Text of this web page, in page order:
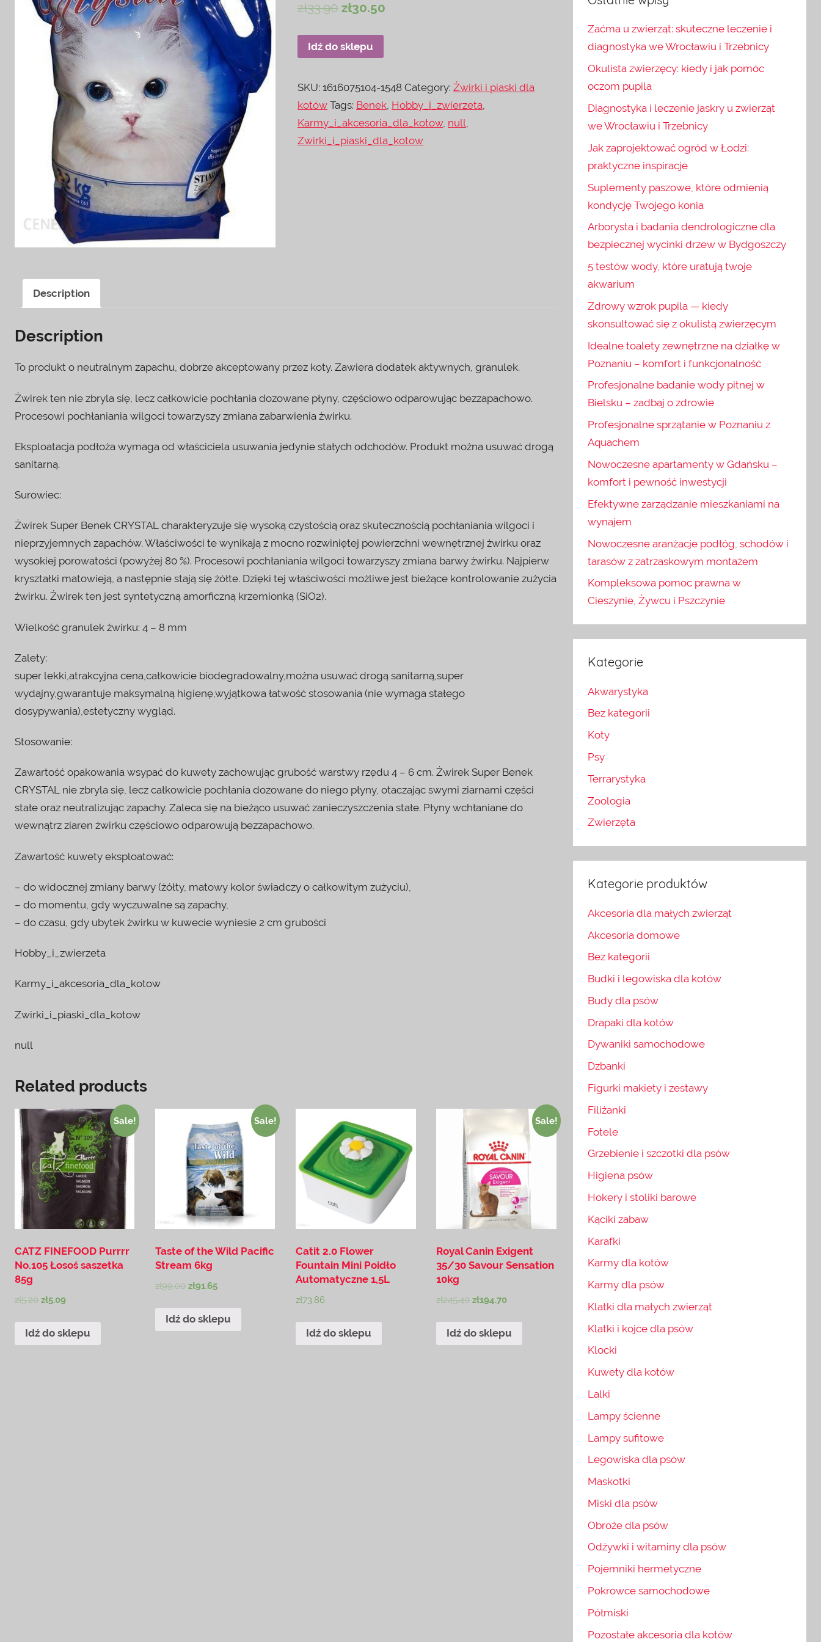
zł33.90 zł30.50
Idź do sklepu
SKU:1616075104-1548 Category:Żwirki i piaski dla
kotów Tags: Benek, Hobby_i_zwierzeta,
Karmy_i_akcesoria_dla_kotow, null,
Zwirki_i_piaski_dla_kotow
Description
Description
To produkt o neutralnym zapachu, dobrze akceptowany przez koty. Zawiera dodatek aktywnych, granulek.
Żwirek ten nie zbryla się, lecz całkowicie pochłania dozowane płyny, częściowo odparowując bezzapachowo.
Procesowi pochłaniania wilgoci towarzyszy zmiana zabarwienia żwirku.
Eksploatacja podłoża wymaga od właściciela usuwania jedynie stałych odchodów. Produkt można usuwać drogą
sanitarną.
Surowiec:
Żwirek Super Benek CRYSTAL charakteryzuje się wysoką czystością oraz skutecznością pochłaniania wilgoci i
nieprzyjemnych zapachów. Właściwości te wynikają z mocno rozwiniętej powierzchni wewnętrznej żwirku oraz
wysokiej porowatości (powyżej 80 %). Procesowi pochłaniania wilgoci towarzyszy zmiana barwy żwirku. Najpierw
kryształki matowieją, a następnie stają się żółte. Dzięki tej właściwości możliwe jest bieżące kontrolowanie zużycia
żwirku. Żwirek ten jest syntetyczną amorficzną krzemionką (SiO2).
Wielkość granulek żwirku: 4 – 8 mm
Zalety:
super lekki,atrakcyjna cena,całkowicie biodegradowalny,można usuwać drogą sanitarną,super
wydajny,gwarantuje maksymalną higienę,wyjątkowa łatwość stosowania (nie wymaga stałego
dosypywania),estetyczny wygląd.
Stosowanie:
Zawartość opakowania wsypać do kuwety zachowując grubość warstwy rzędu 4 – 6 cm. Żwirek Super Benek
CRYSTAL nie zbryla się, lecz całkowicie pochłania dozowane do niego płyny, otaczając swymi ziarnami części
stałe oraz neutralizując zapachy. Zaleca się na bieżąco usuwać zanieczyszczenia stałe. Płyny wchłaniane do
wewnątrz ziaren żwirku częściowo odparowują bezzapachowo.
Zawartość kuwety eksploatować:
– do widocznej zmiany barwy (żółty, matowy kolor świadczy o całkowitym zużyciu),
– do momentu, gdy wyczuwalne są zapachy,
– do czasu, gdy ubytek żwirku w kuwecie wyniesie 2 cm grubości
Hobby_i_zwierzeta
Karmy_i_akcesoria_dla_kotow
Zwirki_i_piaski_dla_kotow
null
Related products
Sale!
CATZ FINEFOOD Purrrr
No.105 Łosoś saszetka
85g
zł5.20 zł5.09
Idź do sklepu
Sale!
Taste of the Wild Pacific
Stream 6kg
zł99.00 zł91.65
Idź do sklepu
Catit 2.0 Flower
Fountain Mini Poidło
Automatyczne 1,5L
zł73.86
Idź do sklepu
Sale!
Royal Canin Exigent
35/30 Savour Sensation
10kg
zł245.40 zł194.70
Idź do sklepu
Zaćma u zwierząt: skuteczne leczenie i
diagnostyka we Wrocławiu i Trzebnicy
Okulista zwierzęcy: kiedy i jak pomóc
oczom pupila
Diagnostyka i leczenie jaskry u zwierząt
we Wrocławiu i Trzebnicy
Jak zaprojektować ogród w Łodzi:
praktyczne inspiracje
Suplementy paszowe, które odmienią
kondycję Twojego konia
Arborysta i badania dendrologiczne dla
bezpiecznej wycinki drzew w Bydgoszczy
5 testów wody, które uratują twoje
akwarium
Zdrowy wzrok pupila — kiedy
skonsultować się z okulistą zwierzęcym
Idealne toalety zewnętrzne na działkę w
Poznaniu – komfort i funkcjonalność
Profesjonalne badanie wody pitnej w
Bielsku – zadbaj o zdrowie
Profesjonalne sprzątanie w Poznaniu z
Aquachem
Nowoczesne apartamenty w Gdańsku –
komfort i pewność inwestycji
Efektywne zarządzanie mieszkaniami na
wynajem
Nowoczesne aranżacje podłóg, schodów i
tarasów z zatrzaskowym montażem
Kompleksowa pomoc prawna w
Cieszynie, Żywcu i Pszczynie
Kategorie
Akwarystyka
Bez kategorii
Koty
Psy
Terrarystyka
Zoologia
Zwierzęta
Kategorie produktów
Akcesoria dla małych zwierząt
Akcesoria domowe
Bez kategorii
Budki i legowiska dla kotów
Budy dla psów
Drapaki dla kotów
Dywaniki samochodowe
Dzbanki
Figurki makiety i zestawy
Filiżanki
Fotele
Grzebienie i szczotki dla psów
Higiena psów
Hokery i stoliki barowe
Kąciki zabaw
Karafki
Karmy dla kotów
Karmy dla psów
Klatki dla małych zwierząt
Klatki i kojce dla psów
Klocki
Kuwety dla kotów
Lalki
Lampy ścienne
Lampy sufitowe
Legowiska dla psów
Maskotki
Miski dla psów
Obroże dla psów
Odżywki i witaminy dla psów
Pojemniki hermetyczne
Pokrowce samochodowe
Półmiski
Pozostałe akcesoria dla kotów